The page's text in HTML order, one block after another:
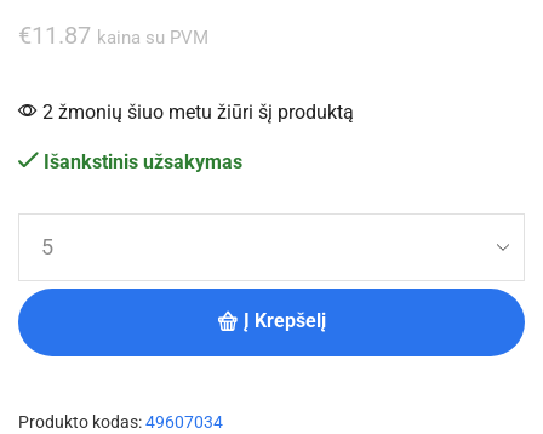
€11.87 kaina su PVM
2 žmonių šiuo metu žiūri šį produktą
Išankstinis užsakymas
Į Krepšelį
Produkto kodas:49607034